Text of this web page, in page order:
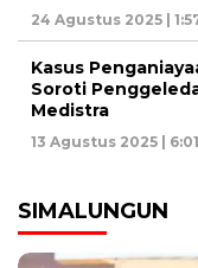
24 Agustus 2025 |
Kasus
Soroti
Medistra
13 Agustus 2025 |
SIMALUNGUN